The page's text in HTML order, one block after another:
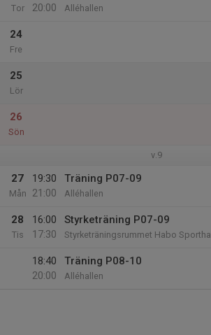
Tor
20:00
Alléhallen
24
Fre
25
Lör
26
Sön
v.9
27
Mån
19:30
21:00
Träning P07-09
Alléhallen
28
Tis
16:00
17:30
Styrketräning P07-09
Styrketräningsrummet Habo Sporthall
18:40
20:00
Träning P08-10
Alléhallen